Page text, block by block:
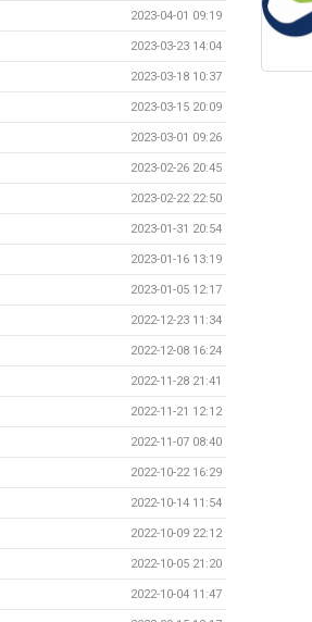
2023-04-01 09:19
2023-03-23 14:04
2023-03-18 10:37
2023-03-15 20:09
2023-03-01 09:26
2023-02-26 20:45
2023-02-22 22:50
2023-01-31 20:54
2023-01-16 13:19
2023-01-05 12:17
2022-12-23 11:34
2022-12-08 16:24
2022-11-28 21:41
2022-11-21 12:12
2022-11-07 08:40
2022-10-22 16:29
2022-10-14 11:54
2022-10-09 22:12
2022-10-05 21:20
2022-10-04 11:47